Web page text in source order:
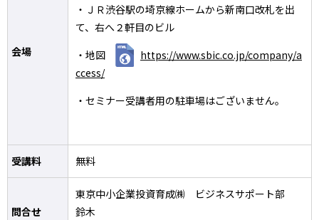
会場
・ＪＲ渋谷駅の埼京線ホームから新南口改札を出
て、右へ２軒目のビル
・地図
https://www.sbic.co.jp/company/a
ccess/
・セミナー受講者用の駐車場はございません。
受講料 無料
問合せ
東京中小企業投資育成㈱ ビジネスサポート部
鈴木